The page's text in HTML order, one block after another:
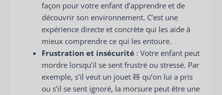
façon pour votre enfant d’apprendre et de
découvrir son environnement. C’est une
expérience directe et concrète qui les aide à
mieux comprendre ce qui les entoure.
Frustration et insécurité: Votre enfant peut
mordre lorsqu’il se sent frustré ou stressé. Par
exemple, s’il veut un jouet 🧸 qu’on lui a pris
ou s’il se sent ignoré, la morsure peut être une